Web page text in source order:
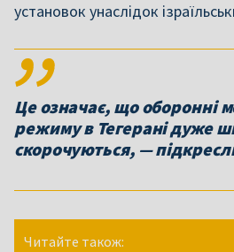
установок унаслідок
Це означає, що оборонні
режиму в Тегерані дуже
скорочуються, —
Читайте також: